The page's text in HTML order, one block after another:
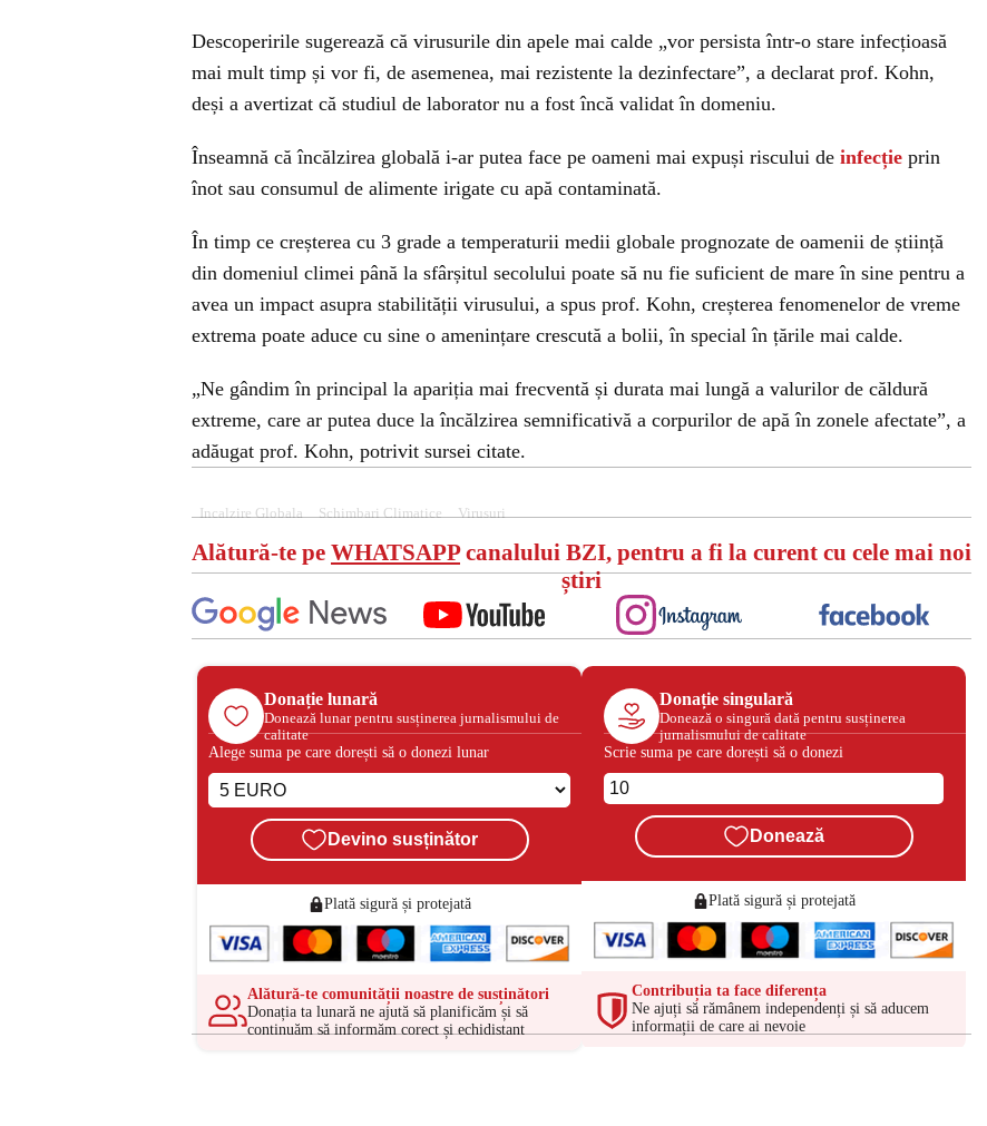
Descoperirile sugerează că virusurile din apele mai calde „vor persista într-o stare infecțioasă
mai mult timp și vor fi, de asemenea, mai rezistente la dezinfectare”, a declarat prof. Kohn,
deși a avertizat că studiul de laborator nu a fost încă validat în domeniu.
Înseamnă că încălzirea globală i-ar putea face pe oameni mai expuși riscului de infecție prin
înot sau consumul de alimente irigate cu apă contaminată.
În timp ce creșterea cu 3 grade a temperaturii medii globale prognozate de oamenii de știință
din domeniul climei până la sfârșitul secolului poate să nu fie suficient de mare în sine pentru a
avea un impact asupra stabilității virusului, a spus prof. Kohn, creșterea fenomenelor de vreme
extrema poate aduce cu sine o amenințare crescută a bolii, în special în țările mai calde.
„Ne gândim în principal la apariția mai frecventă și durata mai lungă a valurilor de căldură
extreme, care ar putea duce la încălzirea semnificativă a corpurilor de apă în zonele afectate”, a
adăugat prof. Kohn, potrivit sursei citate.
Incalzire Globala Schimbari Climatice Virusuri
Alătură-te pe WHATSAPPcanalului BZI, pentru a fi la curent cu cele mai noi
știri
Donație lunară
Donează lunar pentru susținerea jurnalismului de
calitate
Alege suma pe care dorești să o donezi lunar
Devino susținător
Plată sigură și protejată
Alătură-te comunității noastre de susținători
Donația ta lunară ne ajută să planificăm și să
continuăm să informăm corect și echidistant
Donație singulară
Donează o singură dată pentru susținerea
jurnalismului de calitate
Scrie suma pe care dorești să o donezi
Donează
Plată sigură și protejată
Contribuția ta face diferența
Ne ajuți să rămânem independenți și să aducem
informații de care ai nevoie